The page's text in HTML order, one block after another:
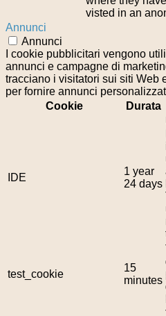
visted in an
Annunci
Annunci
I cookie pubblicitari vengono
annunci e campagne di
tracciano i visitatori sui siti Web
per fornire annunci
Cookie
Durata
IDE
1 year
24 days
test_cookie
15
minutes